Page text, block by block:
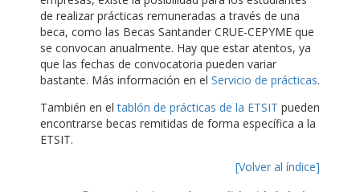
de realizar prácticas remuneradas a través de una
beca, como las Becas Santander CRUE-CEPYME que
se convocan anualmente. Hay que estar atentos, ya
que las fechas de convocatoria pueden variar
bastante. Más información en el Servicio de prácticas.
También en eltablón de prácticas de la ETSIT pueden
encontrarse becas remitidas de forma específica a la
ETSIT.
[Volver al índice]